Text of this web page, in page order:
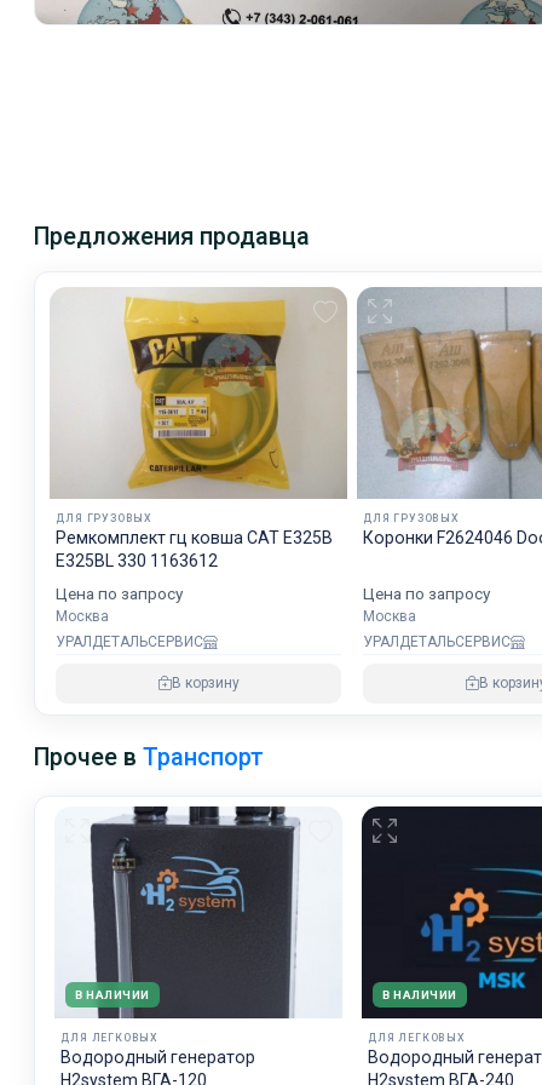
Предложения продавца
ДЛЯ ГРУЗОВЫХ
Ремкомплект гц ковша CAT E325B
E325BL 330 1163612
Цена по запросу
Москва
УРАЛДЕТАЛЬСЕРВИС
В корзину
ДЛЯ ГРУЗОВЫХ
Коронки F2624046
Цена по запросу
Москва
УРАЛДЕТАЛЬСЕРВИС
В
Прочее вТранспорт
В НАЛИЧИИ
ДЛЯ ЛЕГКОВЫХ
Водородный генератор
H2system ВГА-120
В НАЛИЧИИ
ДЛЯ ЛЕГКОВЫХ
Водородный
H2system ВГА-240